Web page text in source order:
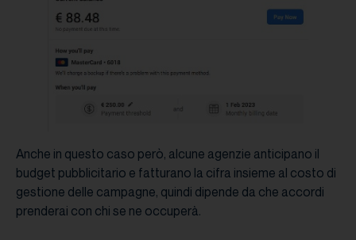
Anche in questo caso però, alcune agenzie anticipano il
budget pubblicitario e fatturano la cifra insieme al costo di
gestione delle campagne, quindi dipende da che accordi
prenderai con chi se ne occuperà.